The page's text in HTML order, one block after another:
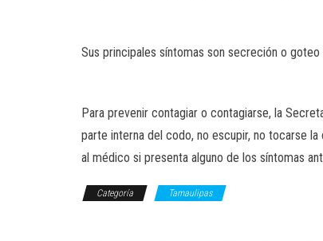
Sus principales síntomas son secreción o
Para prevenir contagiar o contagiarse, la
parte interna del codo, no escupir, no tocarse
al médico si presenta alguno de los síntomas
Categoría Tamaulipas